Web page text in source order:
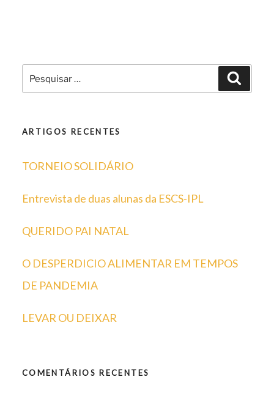
Pesquisar
por:
ARTIGOS RECENTES
TORNEIO SOLIDÁRIO
Entrevista de duas alunas da ESCS-IPL
QUERIDO PAI NATAL
O DESPERDICIO ALIMENTAR EM TEMPOS
DE PANDEMIA
LEVAR OU DEIXAR
COMENTÁRIOS RECENTES